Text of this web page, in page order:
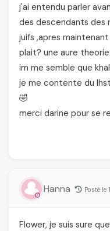
j'ai entendu parler
des descendants des
juifs ,apres
plait? une aure
im me semble que
je me contente du
🤣
merci darine pour se
Hanna Posté le
Flower, je suis sure